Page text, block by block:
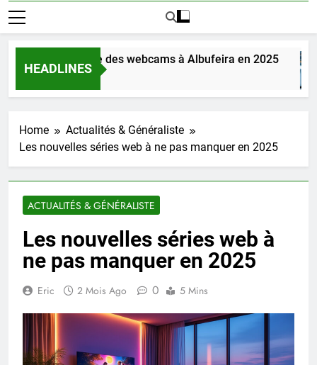
HEADLINES
la magie des webcams à Albufeira en 2025
Home
Actualités & Généraliste
Les nouvelles séries web à ne pas manquer en 2025
ACTUALITÉS & GÉNÉRALISTE
Les nouvelles séries web à
ne pas manquer en 2025
Eric 2 Mois Ago 0 5 Mins